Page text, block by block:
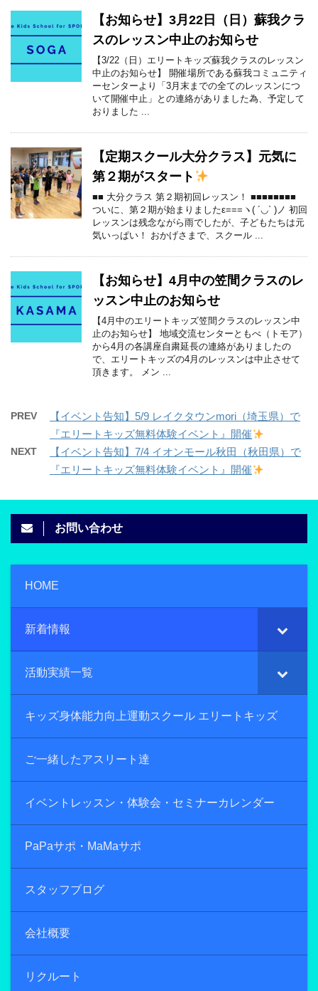
【お知らせ】3月22日（日）蘇我クラ
スのレッスン中止のお知らせ
【3/22（日）エリートキッズ蘇我クラスのレッスン
中止のお知らせ】 開催場所である蘇我コミュニティ
ーセンターより「3月末までの全てのレッスンにつ
いて開催中止」との連絡がありました為、予定して
おりました ...
【定期スクール大分クラス】元気に
第２期がスタート
■■ 大分クラス 第２期初回レッスン！ ■■■■■■■■
ついに、第２期が始まりましたε===ヽ( ´◡` )ノ 初回
レッスンは残念ながら雨でしたが、子どもたちは元
気いっぱい！ おかげさまで、スクール ...
【お知らせ】4月中の笠間クラスのレ
ッスン中止のお知らせ
【4月中のエリートキッズ笠間クラスのレッスン中
止のお知らせ】 地域交流センターともべ（トモア）
から4月の各講座自粛延長の連絡がありましたの
で、エリートキッズの4月のレッスンは中止させて
頂きます。 メン ...
PREV
【イベント告知】5/9 レイクタウンmori（埼玉県）で
『エリートキッズ無料体験イベント』開催
NEXT
【イベント告知】7/4 イオンモール秋田（秋田県）で
『エリートキッズ無料体験イベント』開催
お問い合わせ
HOME
新着情報
活動実績一覧
キッズ身体能力向上運動スクール エリートキッズ
ご一緒したアスリート達
イベントレッスン・体験会・セミナーカレンダー
PaPaサポ・MaMaサポ
スタッフブログ
会社概要
リクルート